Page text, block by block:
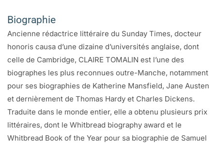
PROLOGUE
Première partie
1633 – 1660
Biographie
Ancienne rédactrice littéraire du Sunday Times, docteur
honoris causa d’une dizaine d’universités anglaise, dont
celle de Cambridge, CLAIRE TOMALIN est l’une des
biographes les plus reconnues outre-Manche, notamment
pour ses biographies de Katherine Mansfield, Jane Austen
et dernièrement de Thomas Hardy et Charles Dickens.
Traduite dans le monde entier, elle a obtenu plusieurs prix
littéraires, dont le Whitbread biography award et le
Whitbread Book of the Year pour sa biographie de Samuel